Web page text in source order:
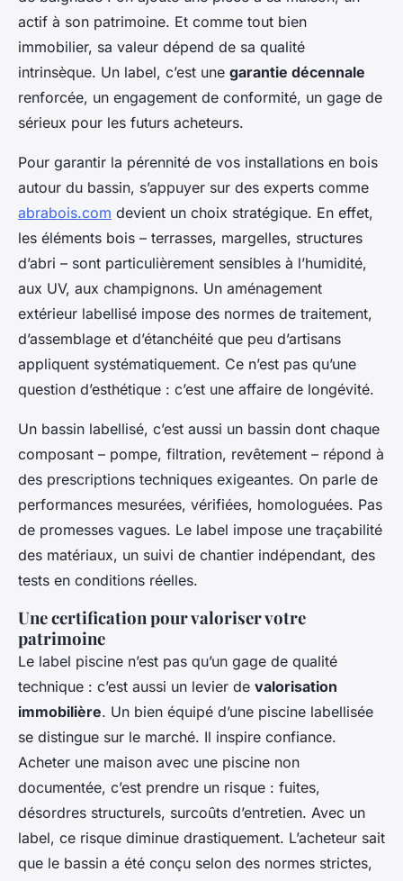
actif à son patrimoine. Et comme tout bien
immobilier, sa valeur dépend de sa qualité
intrinsèque. Un label, c’est une garantie décennale
renforcée, un engagement de conformité, un gage de
sérieux pour les futurs acheteurs.
Pour garantir la pérennité de vos installations en bois
autour du bassin, s’appuyer sur des experts comme
abrabois.com devient un choix stratégique. En effet,
les éléments bois – terrasses, margelles, structures
d’abri – sont particulièrement sensibles à l’humidité,
aux UV, aux champignons. Un aménagement
extérieur labellisé impose des normes de traitement,
d’assemblage et d’étanchéité que peu d’artisans
appliquent systématiquement. Ce n’est pas qu’une
question d’esthétique : c’est une affaire de longévité.
Un bassin labellisé, c’est aussi un bassin dont chaque
composant – pompe, filtration, revêtement – répond à
des prescriptions techniques exigeantes. On parle de
performances mesurées, vérifiées, homologuées. Pas
de promesses vagues. Le label impose une traçabilité
des matériaux, un suivi de chantier indépendant, des
tests en conditions réelles.
Une certification pour valoriser votre
patrimoine
Le label piscine n’est pas qu’un gage de qualité
technique : c’est aussi un levier de valorisation
immobilière. Un bien équipé d’une piscine labellisée
se distingue sur le marché. Il inspire confiance.
Acheter une maison avec une piscine non
documentée, c’est prendre un risque : fuites,
désordres structurels, surcoûts d’entretien. Avec un
label, ce risque diminue drastiquement. L’acheteur sait
que le bassin a été conçu selon des normes strictes,